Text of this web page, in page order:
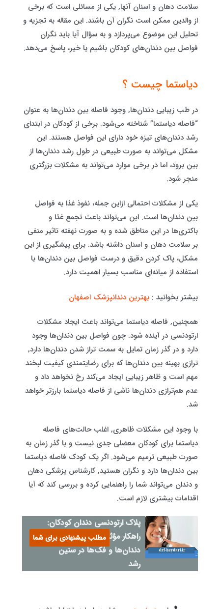
سلامت دهان و اسنان آنها, یکی از مسائلی است که برخی
از والدین ممکن است نگران آن باشند. این مقاله به تجزیه و
تحلیل این موضوع می‌پردازد و به سؤال آیا باید نگران
فواصل بین دندان‌های کودکان باشیم یا خیر، پاسخ می‌دهد.
دیاستما چیست ؟
در طب زیبایی دندان‌ها, وجود فاصله بین دندان‌ها به عنوان
“فاصله دیاستما” شناخته می‌شود. برخی از کودکان در ابتدای
رشد دندان‌های تیزه خود دارای این فواصل هستند. این
مشکل می‌تواند به صورت طبیعی در طول رشد دندان‌ها از
بین برود، اما در برخی موارد می‌تواند به مشکلات بزرگتری
منجر شود.
یکی از مشکلات احتمالی ازاین جمله، نفوذ غذا به فواصل
بین دندان‌ها است. این می‌تواند باعث تجمع غذا و
باکتری‌ها در این مناطق شده و به صورت نهفته تاثیر منفی
بر سلامت دهان و اسنان داشته باشد. برای پیشگیری از این
مشکل، پاک کردن دقیق و درست فواصل بین دندان‌ها با
استفاده از میانه‌ای مناسب بسیار اهمیت دارد.
بیشتر بخوانید : بهترین دندانپزشک اصفهان
همچنین, فاصله دیاستما می‌تواند باعث ایجاد مشکلات
ارتودنسی در آینده شود. چون فواصل بین دندان‌ها وجود
دارد و در گذر زمان تمایل به سمت تراز شدن دندان‌ها دارد,
ترازی بهینه بین دندان‌ها که برای رضایتمندی کیفیت لبخند
مهم است و ظاهر زیبایی ایجاد می‌کند رخ نخواهد داد و
عدم هم‌ترازی دندان‌ها ناشی از فاصله دیاستما بارزتر خواهد
شد.
با وجود این مشکلات ظاهری, اغلب حالت‌های فاصله
دیاستما برای کودکان معضلی جدی نیست و با گذر زمان به
صورت طبیعی ترمیم می‌شود. اگر یک کودک فاصله دیاستما
بین دندان‌ها دارد و نگران هستید, کارشناس پزشکی دهان
و دندان می‌تواند شما را راهنمایی کرده و بررسی کند که آیا
اقدامات بیشتری لازم است.
پلاک ارتودنسی دندان کودکان:
راهکار مؤثر برای اصلاح
دندان‌ها و فک‌ها در سنین
رشد
مطلب پیشنهادی برای شما